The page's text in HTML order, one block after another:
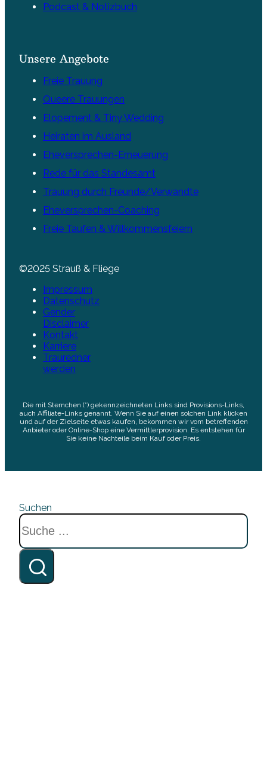
Podcast & Notizbuch
Unsere Angebote
Freie Trauung
Queere Trauungen
Elopement & Tiny Wedding
Heiraten im Ausland
Eheversprechen-Erneuerung
Rede für das Standesamt
Trauung durch Freunde/Verwandte
Eheversprechen-Coaching
Freie Taufen & Willkommensfeiern
©2025 Strauß & Fliege
Impressum
Datenschutz
Gender
Disclaimer
Kontakt
Karriere
Trauredner
werden
Die mit Sternchen (*) gekennzeichneten Links sind Provisions-Links,
auch Affiliate-Links genannt. Wenn Sie auf einen solchen Link klicken
und auf der Zielseite etwas kaufen, bekommen wir vom betreffenden
Anbieter oder Online-Shop eine Vermittlerprovision. Es entstehen für
Sie keine Nachteile beim Kauf oder Preis.
Suchen